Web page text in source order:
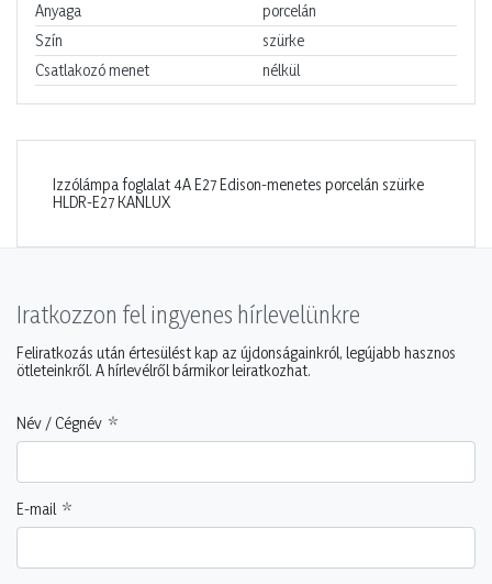
Anyaga
porcelán
Szín
szürke
Csatlakozó menet
nélkül
Izzólámpa foglalat 4A E27 Edison-menetes porcelán szürke
HLDR-E27 KANLUX
Iratkozzon fel ingyenes hírlevelünkre
Feliratkozás után értesülést kap az újdonságainkról, legújabb hasznos
ötleteinkről. A hírlevélről bármikor leiratkozhat.
Név / Cégnév
E-mail